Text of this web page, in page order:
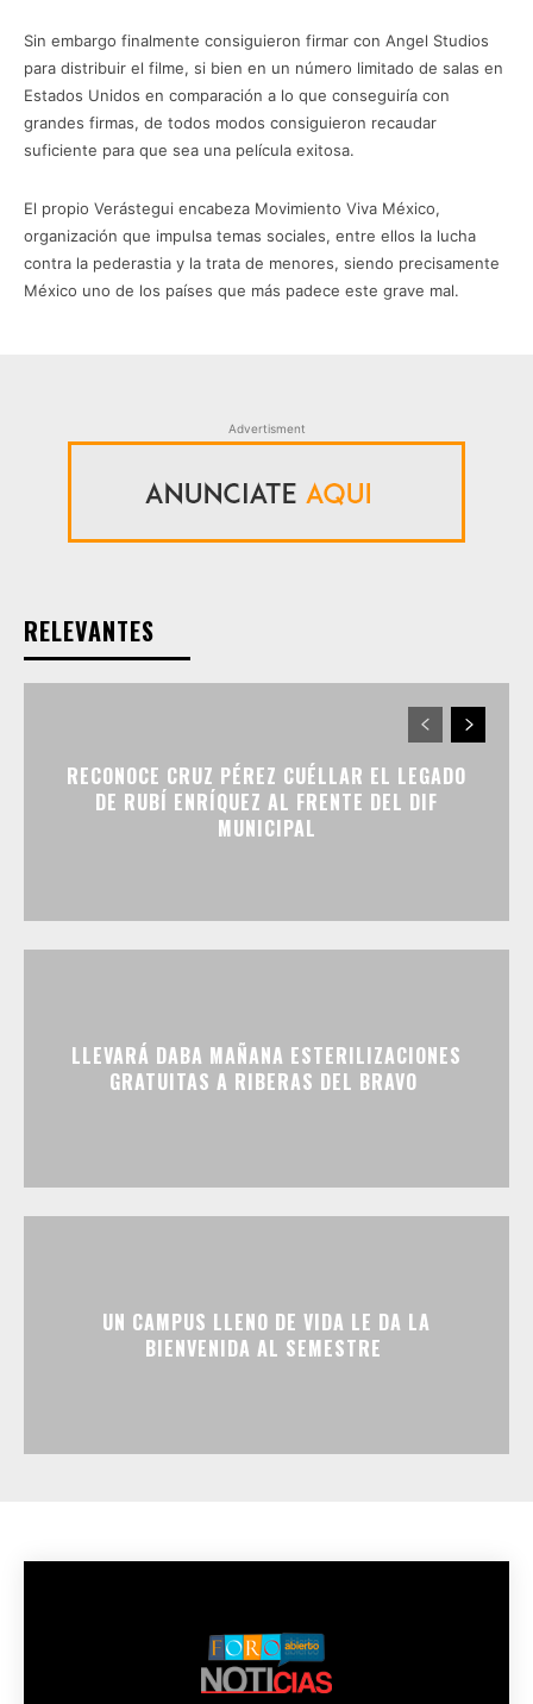
Sin embargo finalmente consiguieron firmar con Angel Studios
para distribuir el filme, si bien en un número limitado de salas en
Estados Unidos en comparación a lo que conseguiría con
grandes firmas, de todos modos consiguieron recaudar
suficiente para que sea una película exitosa.
El propio Verástegui encabeza Movimiento Viva México,
organización que impulsa temas sociales, entre ellos la lucha
contra la pederastia y la trata de menores, siendo precisamente
México uno de los países que más padece este grave mal.
Advertisment
RELEVANTES
RECONOCE CRUZ PÉREZ CUÉLLAR EL LEGADO
DE RUBÍ ENRÍQUEZ AL FRENTE DEL DIF
MUNICIPAL
LLEVARÁ DABA MAÑANA ESTERILIZACIONES
GRATUITAS A RIBERAS DEL BRAVO
UN CAMPUS LLENO DE VIDA LE DA LA
BIENVENIDA AL SEMESTRE